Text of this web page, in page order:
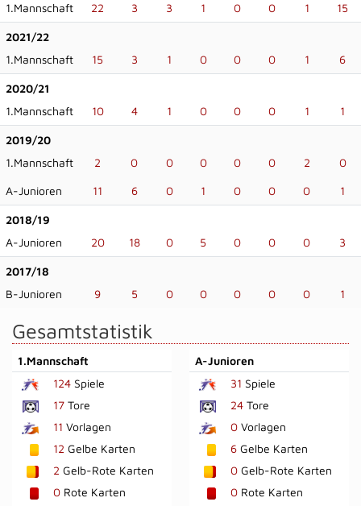
1.Mannschaft
22 3 3 1 0 0 1 15
2021/22
1.Mannschaft
15 3 1 0 0 0 1 6
2020/21
1.Mannschaft
10 4 1 0 0 0 1 1
2019/20
1.Mannschaft
2 0 0 0 0 0 2 0
A-Junioren 11 6 0 1 0 0 0 1
2018/19
A-Junioren
20 18 0 5 0 0 0 3
2017/18
B-Junioren
9 5 0 0 0 0 0 1
Gesamtstatistik
1.Mannschaft
124 Spiele
17 Tore
11 Vorlagen
12 Gelbe Karten
2 Gelb-Rote Karten
0 Rote Karten
A-Junioren
31 Spiele
24Tore
0Vorlagen
6Gelbe Karten
0Gelb-Rote Karten
0Rote Karten